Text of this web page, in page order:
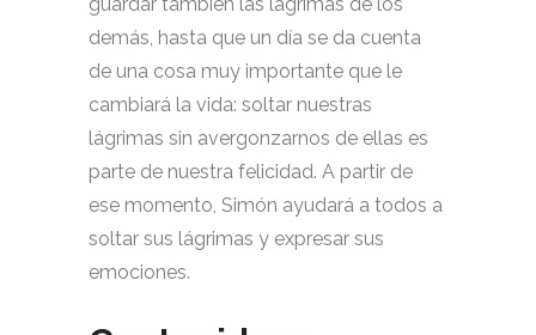
demás, hasta que un día se da cuenta
de una cosa muy importante que le
cambiará la vida: soltar nuestras
lágrimas sin avergonzarnos de ellas es
parte de nuestra felicidad. A partir de
ese momento, Simón ayudará a todos a
soltar sus lágrimas y expresar sus
emociones.